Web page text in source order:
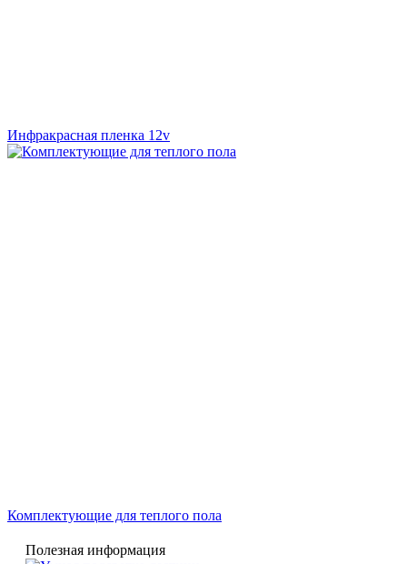
Инфракрасная пленка 12v
Комплектующие для теплого пола
Полезная информация